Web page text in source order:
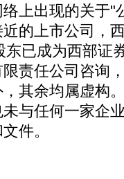
出现的关于"
的上市公司，
东已成为西部证
责任公司咨询
其余均属虚构
与任何一家企
件。